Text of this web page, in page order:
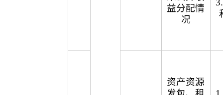
益分配情
况
资产资源